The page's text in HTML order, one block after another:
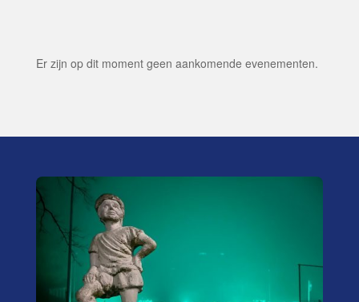
Er zijn op dit moment geen aankomende evenementen.